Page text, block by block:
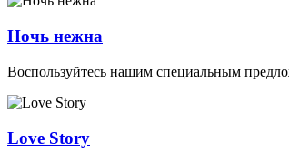
Ночь нежна
Воспользуйтесь нашим специальным
Love Story